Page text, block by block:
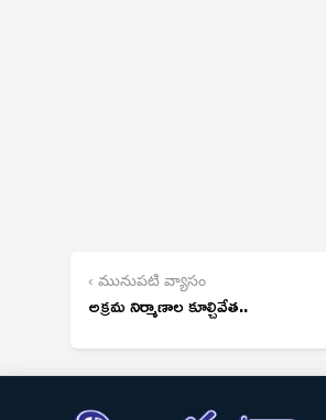
‹ మునుపటి వ్యాసం
అక్రమ నిర్మాణాల కూల్చివేత..